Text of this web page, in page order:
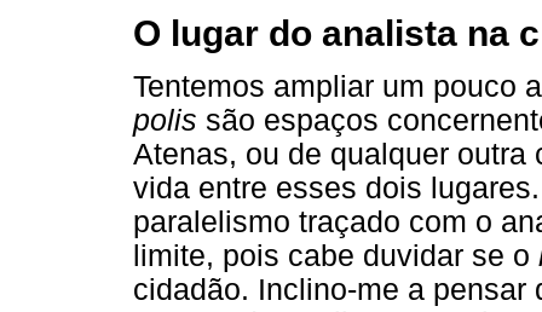
O lugar do analista na
Tentemos ampliar um pouco
polis são espaços
Atenas, ou de qualquer
vida entre esses dois
paralelismo traçado com o
limite, pois cabe duvidar se o
cidadão. Inclino-me a